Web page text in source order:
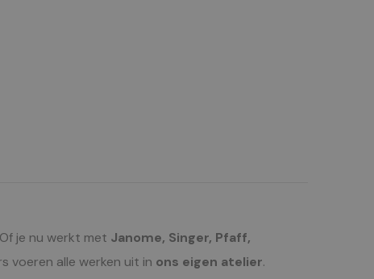
je nu werkt met Janome, Singer, Pfaff,
voeren alle werken uit in ons eigen atelier.